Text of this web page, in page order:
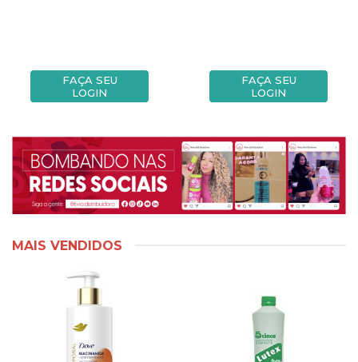
FAÇA SEU
LOGIN
FAÇA SEU
LOGIN
MAIS VENDIDOS